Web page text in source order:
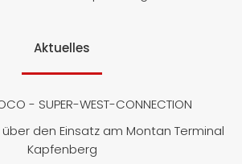
Aktuelles
- SUPER-WEST-CONNECTION
den Einsatz am Montan Terminal
Kapfenberg